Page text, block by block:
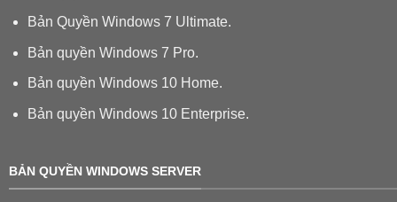
Bản Quyền Windows 7 Ultimate.
Bản quyền Windows 7 Pro.
Bản quyền Windows 10 Home.
Bản quyền Windows 10 Enterprise.
BẢN QUYỀN WINDOWS SERVER